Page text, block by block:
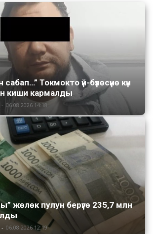
сабап…” Токмокто үй-бүлөсүнө күн
киши кармалды
- 06.08.2026 14:18
жөлөк пулун берүүгө 235,7 млн
- 06.08.2026 12:19